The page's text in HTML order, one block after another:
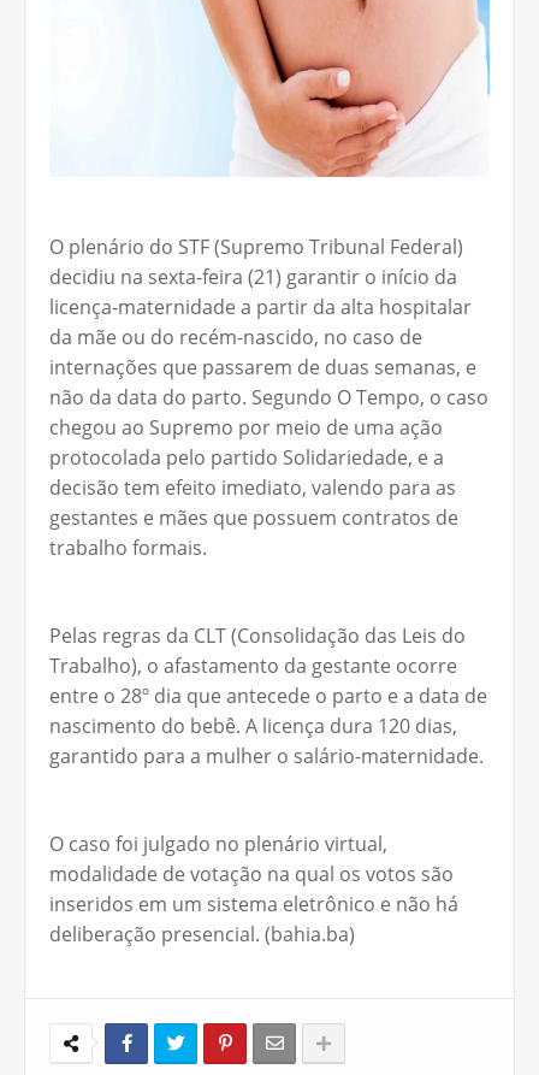
O plenário do STF (Supremo Tribunal Federal)
decidiu na sexta-feira (21) garantir o início da
licença-maternidade a partir da alta hospitalar
da mãe ou do recém-nascido, no caso de
internações que passarem de duas semanas, e
não da data do parto. Segundo O Tempo, o caso
chegou ao Supremo por meio de uma ação
protocolada pelo partido Solidariedade, e a
decisão tem efeito imediato, valendo para as
gestantes e mães que possuem contratos de
trabalho formais.
Pelas regras da CLT (Consolidação das Leis do
Trabalho), o afastamento da gestante ocorre
entre o 28º dia que antecede o parto e a data de
nascimento do bebê. A licença dura 120 dias,
garantido para a mulher o salário-maternidade.
O caso foi julgado no plenário virtual,
modalidade de votação na qual os votos são
inseridos em um sistema eletrônico e não há
deliberação presencial. (bahia.ba)